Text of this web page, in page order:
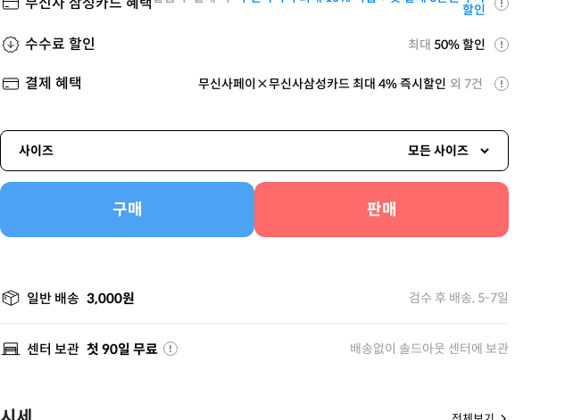
할인
수수료 할인 최대 50% 할인
결제 혜택 무신사페이×무신사삼성카드 최대 4% 즉시할인 외 7건
사이즈 모든 사이즈
구매 판매
일반 배송 3,000원 검수 후 배송, 5-7일
센터 보관 첫 90일 무료 배송없이 솔드아웃 센터에 보관